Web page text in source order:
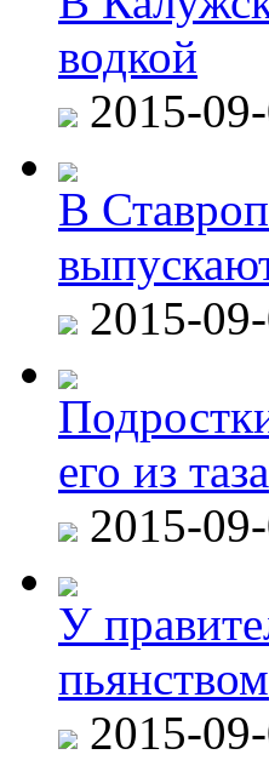
водкой
2015-
В
2015-
его из таза
2015-
У
пьянством
2015-